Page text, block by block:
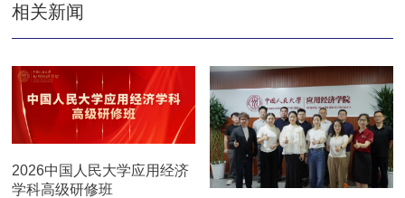
相关新闻
2026中国人民大学应用经济
学科高级研修班